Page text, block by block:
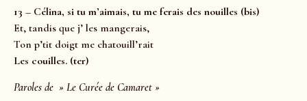
13 – Célina, si tu m’aimais, tu me ferais des nouilles (bis)
Et, tandis que j’ les mangerais,
Ton p’tit doigt me chatouill’rait
Les couilles. (ter)
Paroles de » Le Curée de Camaret »